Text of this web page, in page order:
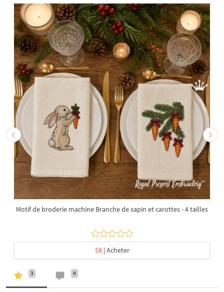
Motif de broderie machine Branche de sapin et carottes - 4 tailles
$8| Acheter
3 0